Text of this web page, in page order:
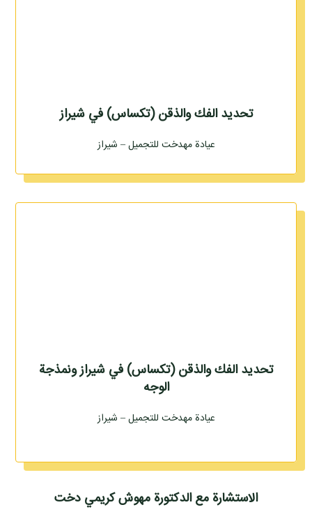
تحديد الفك والذقن (تكساس) في شيراز
عيادة مهدخت للتجميل – شيراز
تحديد الفك والذقن (تكساس) في شيراز ونمذجة
الوجه
عيادة مهدخت للتجميل – شيراز
الاستشارة مع الدكتورة مهوش كريمي دخت